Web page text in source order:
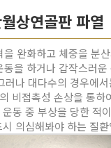
상연골판 파열
완화하고 체중을 분
을 하거나 갑작스러운
러나 대다수의 경우에
비접촉성 손상을 통하
동 중 부상을 당한 적
의심해봐야 하는 질